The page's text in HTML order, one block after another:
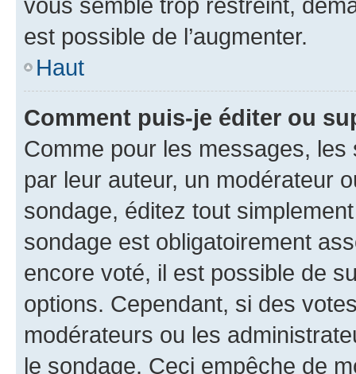
est possible de l’augmenter.
Haut
Comment puis-je éditer ou
Comme pour les messages,
par leur auteur, un modérateur
sondage, éditez tout
sondage est obligatoirement
encore voté, il est possible de
options. Cependant, si des
modérateurs ou les
le sondage. Ceci empêche de